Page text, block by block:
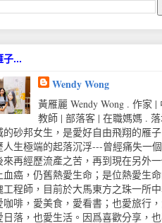
子...
Wendy Wong
黃雁麗 Wendy Wong . 作家 |
教師 | 部落客 | 在職媽媽 .
的砂邦女生，是愛好自由飛翔的雁
人生極端的起落沉浮---曾經痛失一
來再經歷流產之苦，再到現在另外
血癌，仍舊熱愛生命；是位熱愛生
工程師，目前於大馬東方之珠一所
咖啡，愛美食，愛看書；也愛旅行
日落，也愛生活。因爲喜歡分享，